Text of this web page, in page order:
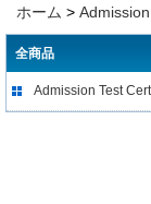
ホーム >
全商品
Admission Test